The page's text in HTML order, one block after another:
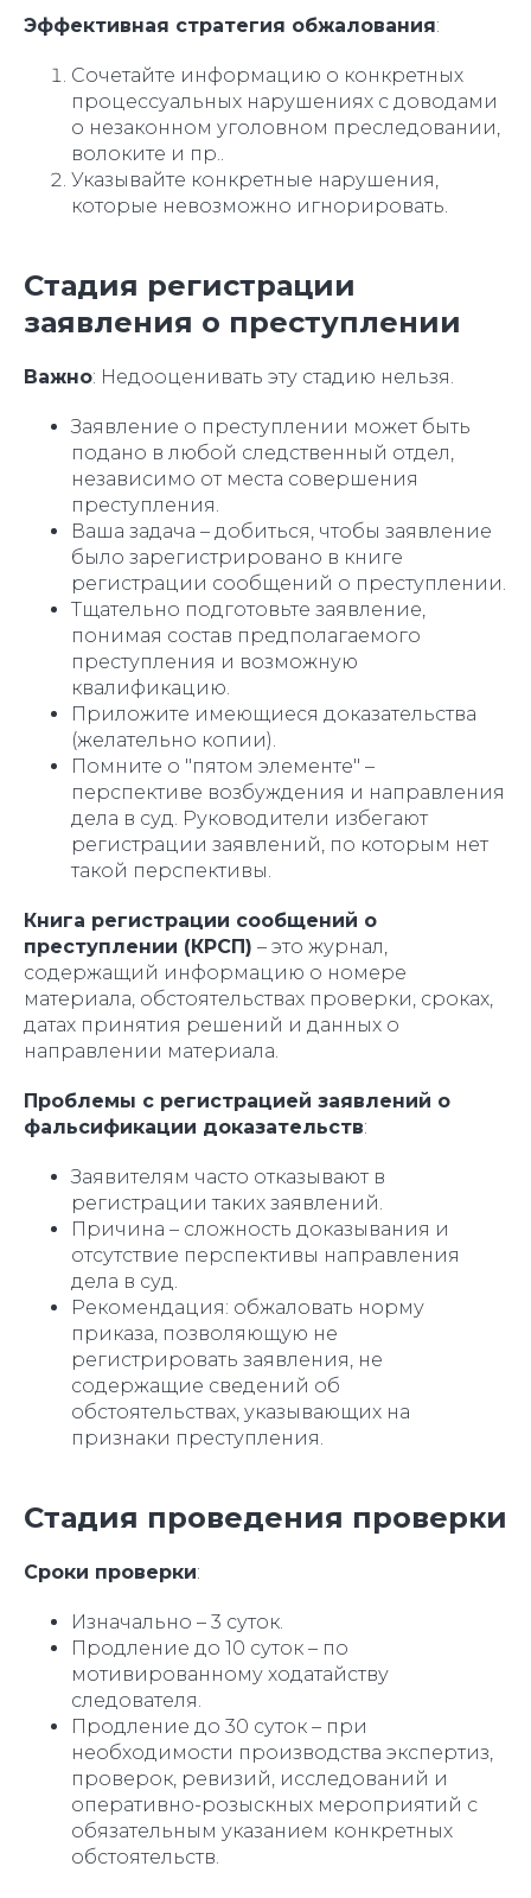
Эффективная стратегия обжалования:
Сочетайте информацию о конкретных
процессуальных нарушениях с доводами
о незаконном уголовном преследовании,
волоките и пр..
Указывайте конкретные нарушения,
которые невозможно игнорировать.
Стадия регистрации
заявления о преступлении
Важно: Недооценивать эту стадию нельзя.
Заявление о преступлении может быть
подано в любой следственный отдел,
независимо от места совершения
преступления.
Ваша задача – добиться, чтобы заявление
было зарегистрировано в книге
регистрации сообщений о преступлении.
Тщательно подготовьте заявление,
понимая состав предполагаемого
преступления и возможную
квалификацию.
Приложите имеющиеся доказательства
(желательно копии).
Помните о "пятом элементе" –
перспективе возбуждения и направления
дела в суд. Руководители избегают
регистрации заявлений, по которым нет
такой перспективы.
Книга регистрации сообщений о
преступлении (КРСП) – это журнал,
содержащий информацию о номере
материала, обстоятельствах проверки, сроках,
датах принятия решений и данных о
направлении материала.
Проблемы с регистрацией заявлений о
фальсификации доказательств:
Заявителям часто отказывают в
регистрации таких заявлений.
Причина – сложность доказывания и
отсутствие перспективы направления
дела в суд.
Рекомендация: обжаловать норму
приказа, позволяющую не
регистрировать заявления, не
содержащие сведений об
обстоятельствах, указывающих на
признаки преступления.
Стадия проведения проверки
Сроки проверки:
Изначально – 3 суток.
Продление до 10 суток – по
мотивированному ходатайству
следователя.
Продление до 30 суток – при
необходимости производства экспертиз,
проверок, ревизий, исследований и
оперативно-розыскных мероприятий с
обязательным указанием конкретных
обстоятельств.